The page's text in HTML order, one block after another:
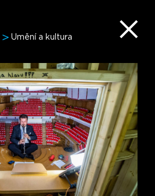
Umění a kultura